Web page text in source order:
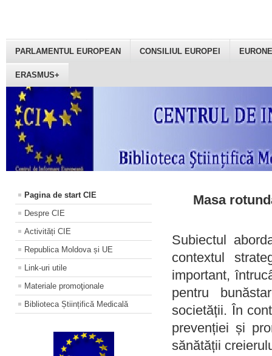
PARLAMENTUL EUROPEAN CONSILIUL EUROPEI
ERASMUS+
Pagina de start CIE
Despre CIE
Activități CIE
Republica Moldova și UE
Link-uri utile
Materiale promoţionale
Biblioteca Științifică Medicală
Masa
Subiectul
contextul
important,
pentru
societății. În
prevenției și
sănătății